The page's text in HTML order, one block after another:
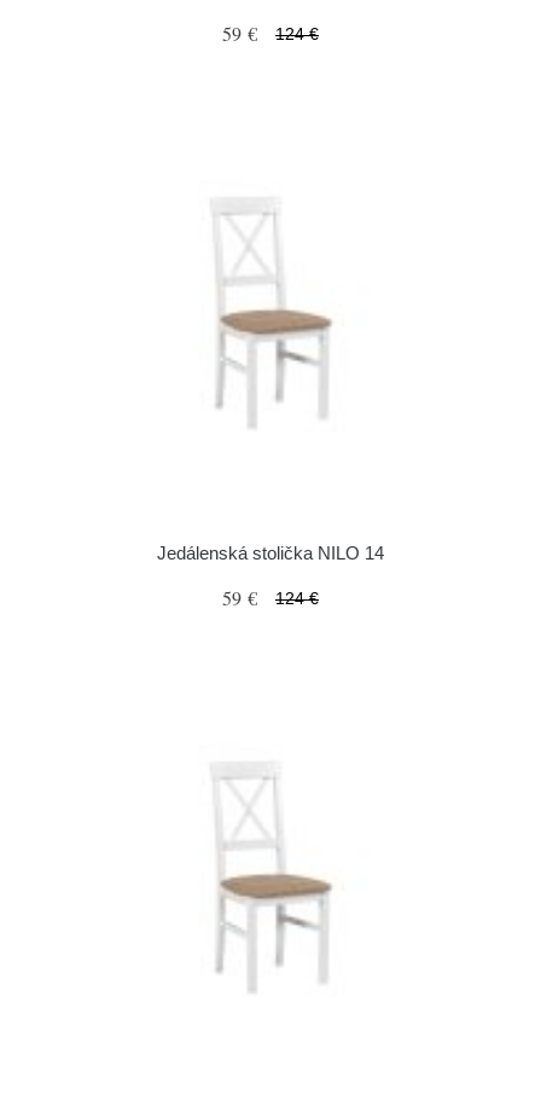
59 € 124 €
Jedálenská stolička NILO 14
59 € 124 €